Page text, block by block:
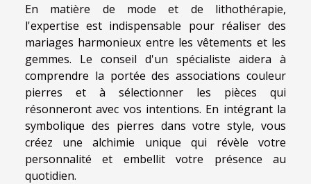
En matière de mode et de lithothérapie,
l'expertise est indispensable pour réaliser des
mariages harmonieux entre les vêtements et les
gemmes. Le conseil d'un spécialiste aidera à
comprendre la portée des associations couleur
pierres et à sélectionner les pièces qui
résonneront avec vos intentions. En intégrant la
symbolique des pierres dans votre style, vous
créez une alchimie unique qui révèle votre
personnalité et embellit votre présence au
quotidien.